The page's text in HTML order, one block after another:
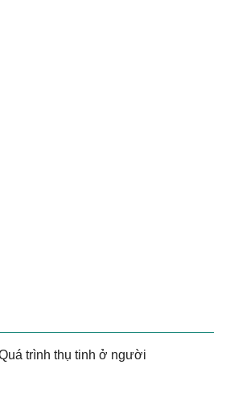
trình thụ tinh ở người